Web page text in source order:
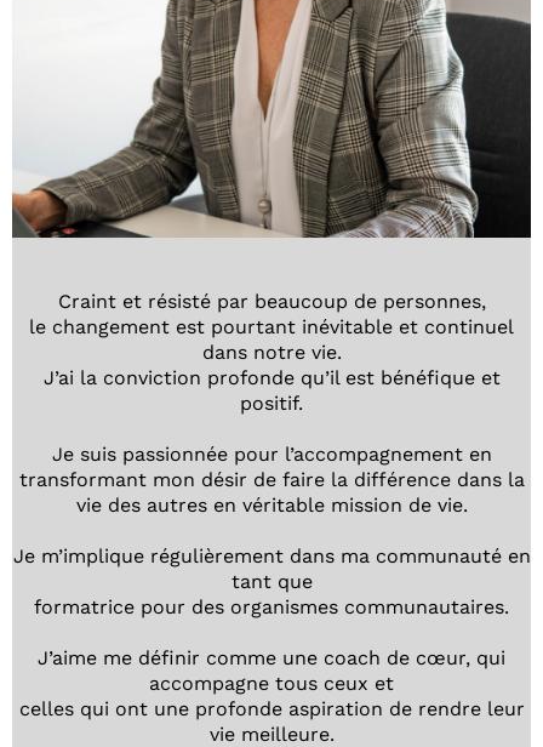
Craint et résisté par beaucoup de personnes,
le changement est pourtant inévitable et continuel
dans notre vie.
J’ai la conviction profonde qu’il est bénéfique et
positif.
Je suis passionnée pour l’accompagnement en
transformant mon désir de faire la différence dans la
vie des autres en véritable mission de vie.
Je m’implique régulièrement dans ma communauté en
tant que
formatrice pour des organismes communautaires.
J’aime me définir comme une coach de cœur, qui
accompagne tous ceux et
celles qui ont une profonde aspiration de rendre leur
vie meilleure.